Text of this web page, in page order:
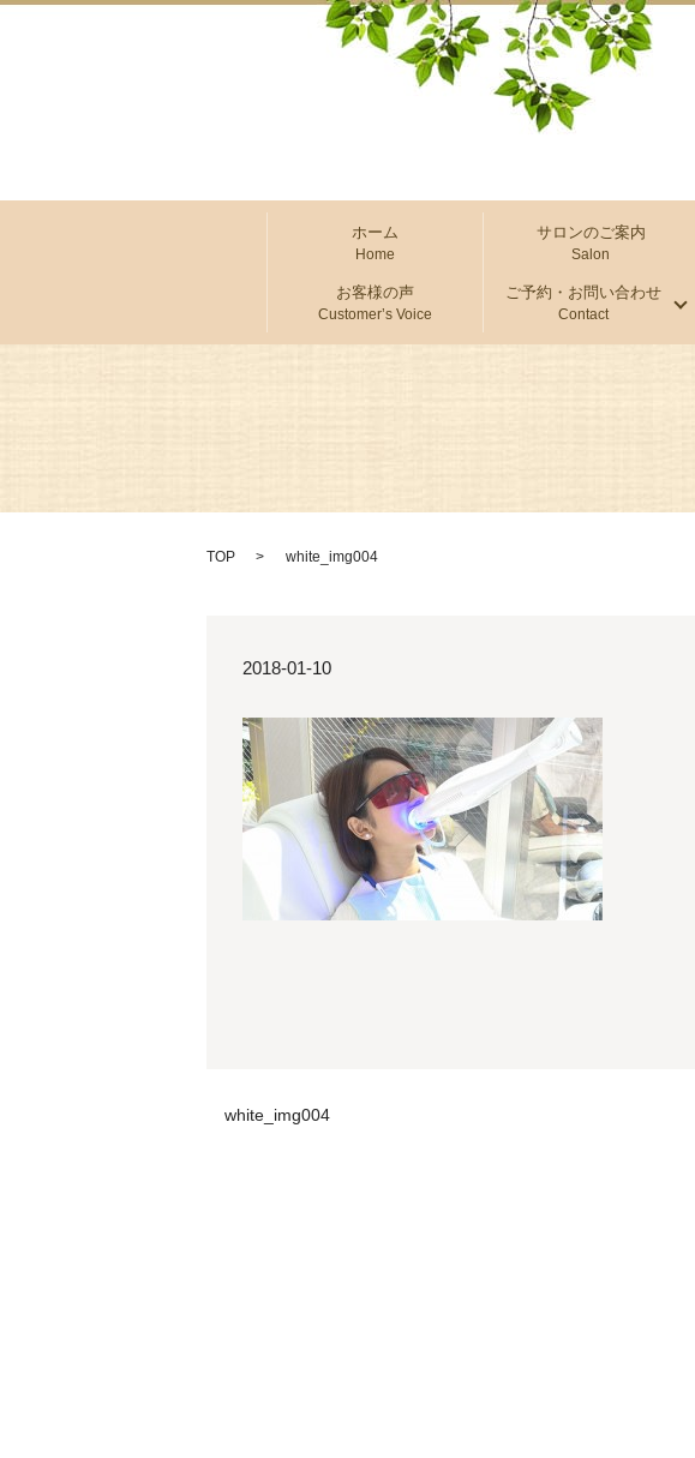
ホーム
Home
サロンのご案内
Salon
お客様の声
Customer’s Voice
ご予約・お問い合わせ
Contact
TOP white_img004
2018-01-10
white_img004